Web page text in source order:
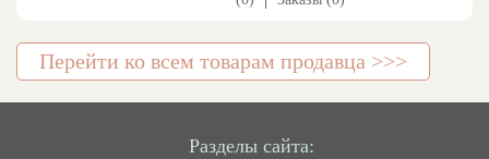
Перейти ко всем товарам продавца >>>
Разделы сайта: